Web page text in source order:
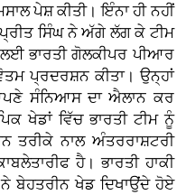
ਪੇਸ਼ ਕੀਤੀ। ਇੰਨਾ ਹੀ ਨਹੀਂ
ਸਿੰਘ ਨੇ ਅੱਗੇ ਲੱਗ ਕੇ ਟੀਮ
ਭਾਰਤੀ ਗੋਲਕੀਪਰ ਪੀਆਰ
ਪ੍ਰਦਰਸ਼ਨ ਕੀਤਾ। ਉਨ੍ਹਾਂ
ਸੰਨਿਆਸ ਦਾ ਐਲਾਨ ਕਰ
ਖੇਡਾਂ ਵਿੱਚ ਭਾਰਤੀ ਟੀਮ ਨੂੰ
ਤਰੀਕੇ ਨਾਲ ਅੰਤਰਰਾਸ਼ਟਰੀ
ਹੈ। ਭਾਰਤੀ ਹਾਕੀ
ਬੇਹਤਰੀਨ ਖੇਡ ਦਿਖਾਉਂਦੇ ਹੋਏ